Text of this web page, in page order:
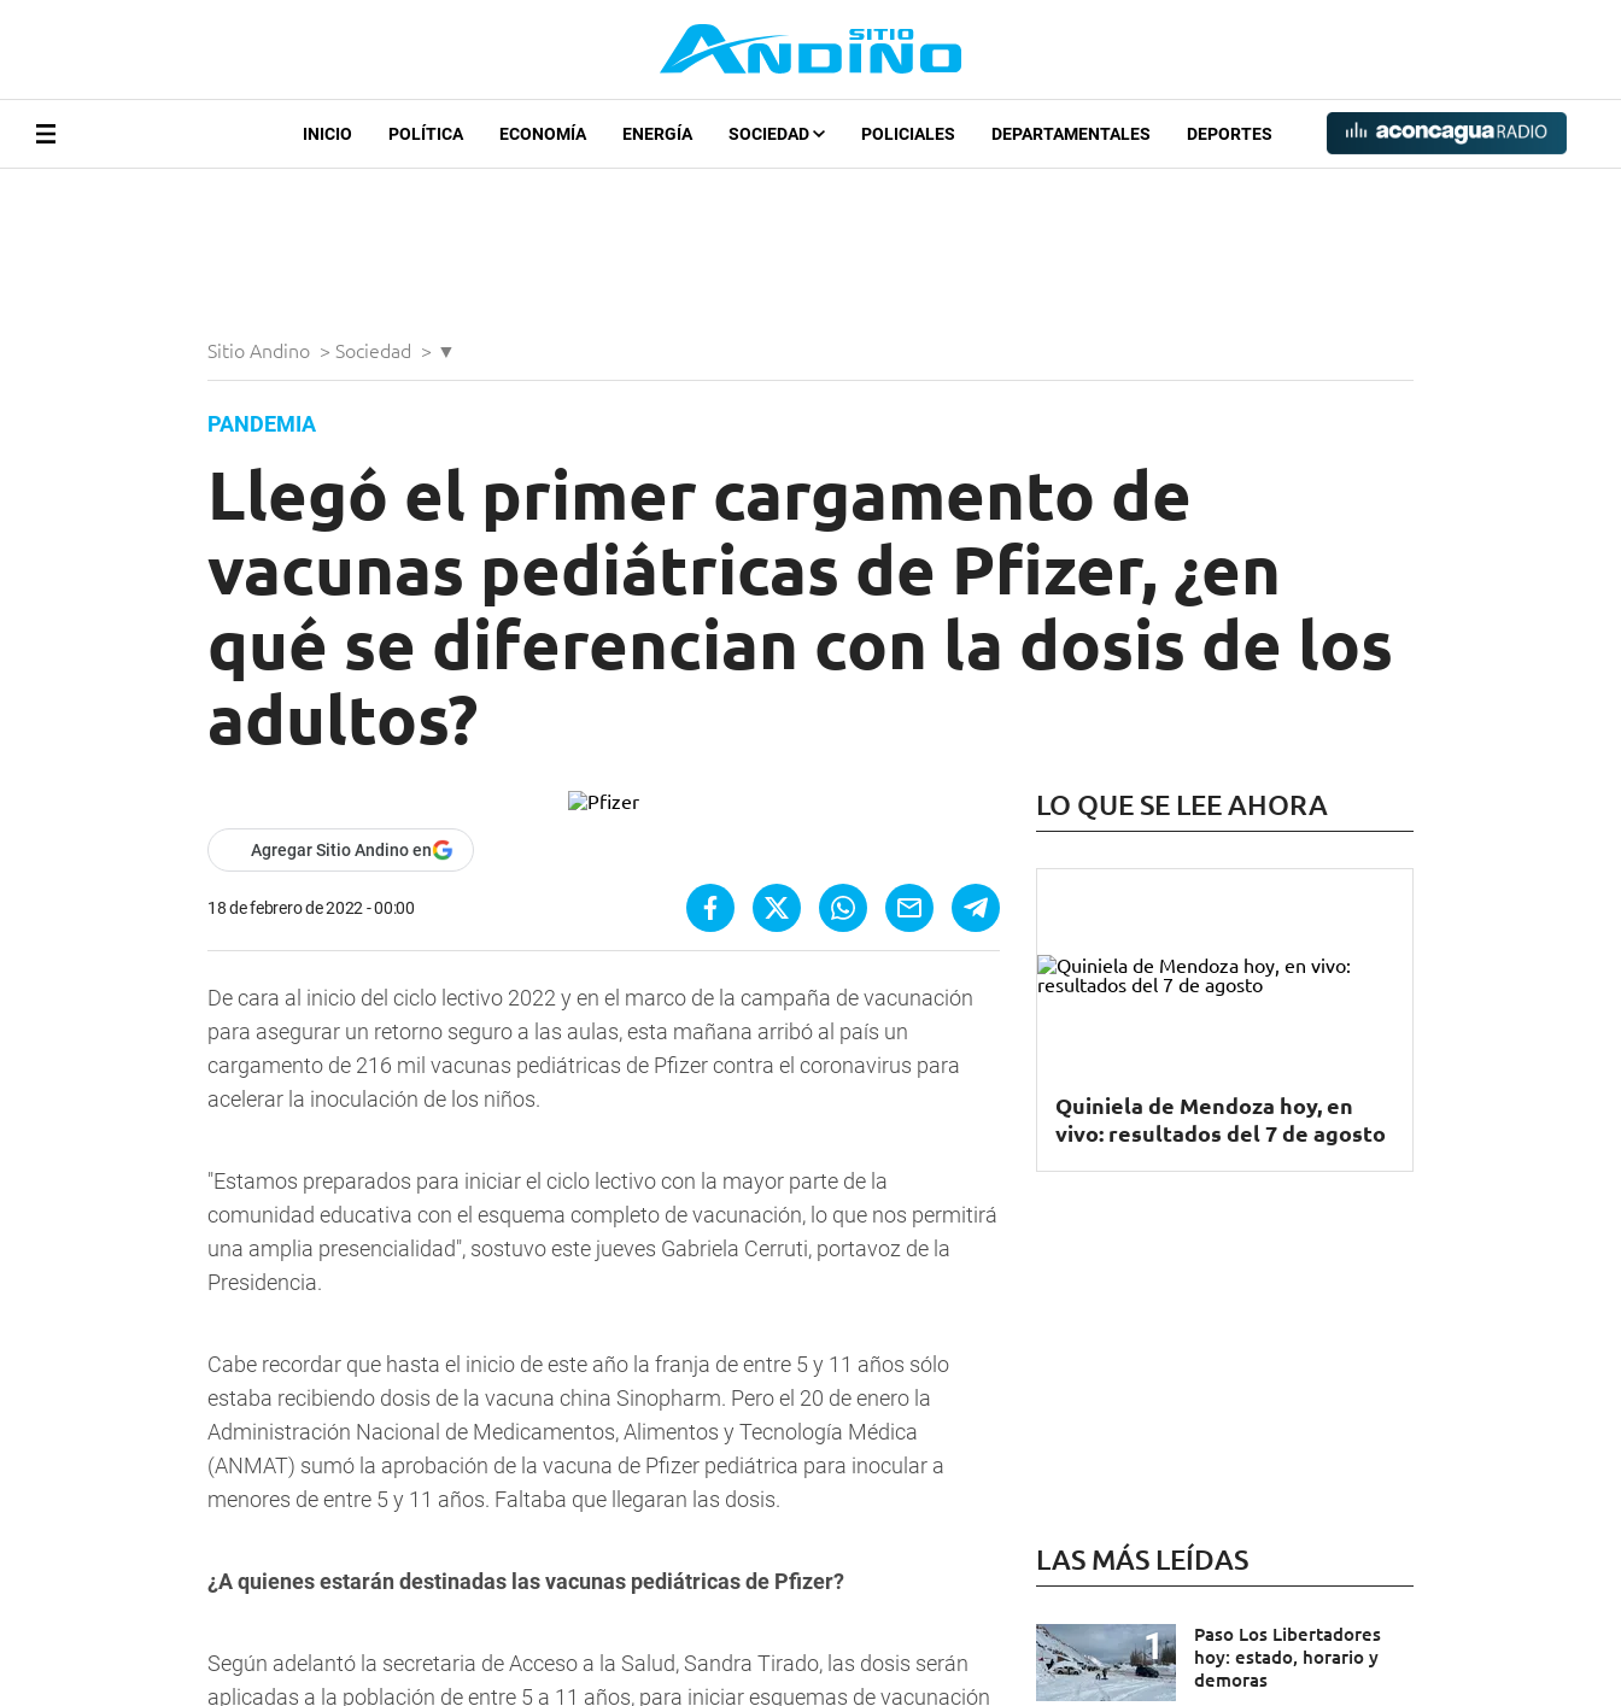
INICIO POLÍTICA ECONOMÍA ENERGÍA SOCIEDAD POLICIALES DEPARTAMENTALES DEPORTES
Sitio Andino > Sociedad > ▼
PANDEMIA
Llegó el primer cargamento de
vacunas pediátricas de Pfizer, ¿en
qué se diferencian con la dosis de los
adultos?
Agregar Sitio Andino en
18 de febrero de 2022 - 00:00
De cara al inicio del ciclo lectivo 2022 y en el marco de la campaña de vacunación
para asegurar un retorno seguro a las aulas, esta mañana arribó al país un
cargamento de 216 mil vacunas pediátricas de Pfizer contra el coronavirus para
acelerar la inoculación de los niños.
"Estamos preparados para iniciar el ciclo lectivo con la mayor parte de la
comunidad educativa con el esquema completo de vacunación, lo que nos permitirá
una amplia presencialidad", sostuvo este jueves Gabriela Cerruti, portavoz de la
Presidencia.
Cabe recordar que hasta el inicio de este año la franja de entre 5 y 11 años sólo
estaba recibiendo dosis de la vacuna china Sinopharm. Pero el 20 de enero la
Administración Nacional de Medicamentos, Alimentos y Tecnología Médica
(ANMAT) sumó la aprobación de la vacuna de Pfizer pediátrica para inocular a
menores de entre 5 y 11 años. Faltaba que llegaran las dosis.
¿A quienes estarán destinadas las vacunas pediátricas de Pfizer?
Según adelantó la secretaria de Acceso a la Salud, Sandra Tirado, las dosis serán
aplicadas a la población de entre 5 a 11 años, para iniciar esquemas de vacunación
LO QUE SE LEE AHORA
Quiniela de Mendoza hoy, en
vivo: resultados del 7 de agosto
LAS MÁS LEÍDAS
Paso Los Libertadores
hoy: estado, horario y
demoras